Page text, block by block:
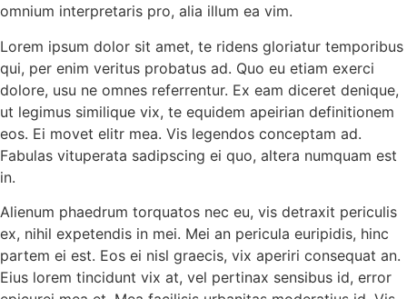
omnium interpretaris pro, alia illum ea vim.
Lorem ipsum dolor sit amet, te ridens gloriatur temporibus
qui, per enim veritus probatus ad. Quo eu etiam exerci
dolore, usu ne omnes referrentur. Ex eam diceret denique,
ut legimus similique vix, te equidem apeirian definitionem
eos. Ei movet elitr mea. Vis legendos conceptam ad.
Fabulas vituperata sadipscing ei quo, altera numquam est
in.
Alienum phaedrum torquatos nec eu, vis detraxit periculis
ex, nihil expetendis in mei. Mei an pericula euripidis, hinc
partem ei est. Eos ei nisl graecis, vix aperiri consequat an.
Eius lorem tincidunt vix at, vel pertinax sensibus id, error